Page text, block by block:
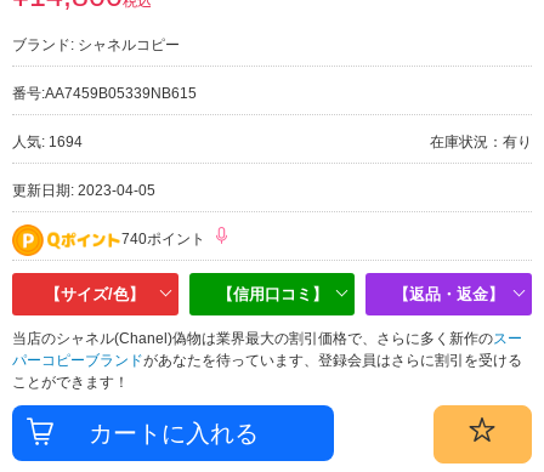
ブランド: シャネルコピー
番号:AA7459B05339NB615
人気: 1694 在庫状況：有り
更新日期: 2023-04-05
740ポイント
【サイズ/色】 【信用口コミ】 【返品・返金】
当店のシャネル(Chanel)偽物は業界最大の割引価格で、さらに多く新作のスー
パーコピーブランドがあなたを待っています、登録会員はさらに割引を受ける
ことができます！